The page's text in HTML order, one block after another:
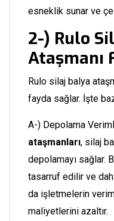
esneklik sunar ve
2-) Rulo
Ataşmanı
Rulo silaj balya
fayda sağlar. İşte
A-) Depolama
ataşmanları, silaj
depolamayı sağlar.
tasarruf edilir ve
da işletmelerin
maliyetlerini azaltır.